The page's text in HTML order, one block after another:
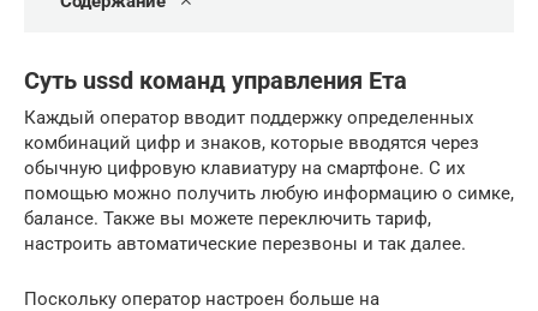
Суть ussd команд управления Ета
Каждый оператор вводит поддержку определенных
комбинаций цифр и знаков, которые вводятся через
обычную цифровую клавиатуру на смартфоне. С их
помощью можно получить любую информацию о симке,
балансе. Также вы можете переключить тариф,
настроить автоматические перезвоны и так далее.
Поскольку оператор настроен больше на